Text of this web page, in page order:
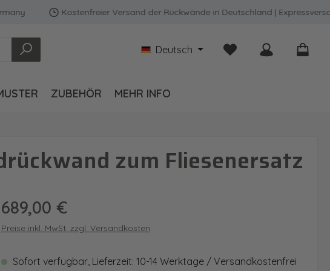
Kostenfreier Versand der Rückwände in Deutschland | Expressversand
Deutsch Du hast 0 Produkte
ZUBEHÖR MEHR INFO
zum Fliesenersatz
Regulärer Preis:
689,00 €
Preise inkl. MwSt. zzgl. Versandkosten
Sofort verfügbar, Lieferzeit: 10-14 Werktage / Versandkostenfrei